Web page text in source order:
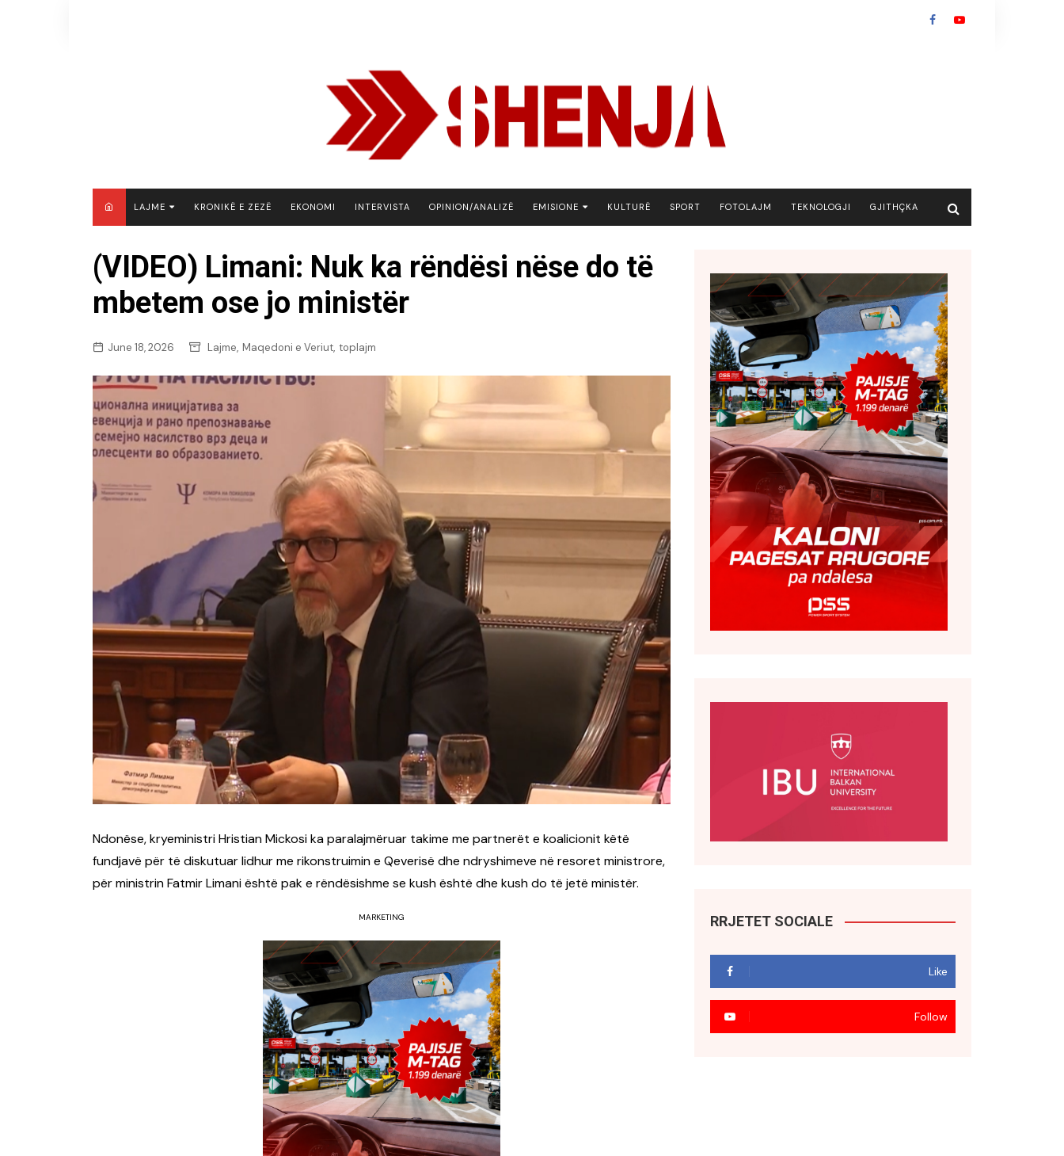
LAJME
KOSOVË
SHQIPËRI
BOTË
KRONIKË E ZEZË EKONOMI INTERVISTA OPINION/ANALIZË EMISIONE
BOTA NE FOKUS
INTERVISTA EMISION
KONAKU
LIGJERATE FETARE
RETRO JAVORE
KULTURË SPORT FOTOLAJM TEKNOLOGJI GJITHÇKA
(VIDEO) Limani: Nuk ka rëndësi nëse do të
mbetem ose jo ministër
June 18, 2026 Lajme, Maqedoni e Veriut, toplajm
Ndonëse, kryeministri Hristian Mickosi ka paralajmëruar takime me partnerët e koalicionit këtë
fundjavë për të diskutuar lidhur me rikonstruimin e Qeverisë dhe ndryshimeve në resoret ministrore,
për ministrin Fatmir Limani është pak e rëndësishme se kush është dhe kush do të jetë ministër.
MARKETING RRJETET SOCIALE
Like
Follow